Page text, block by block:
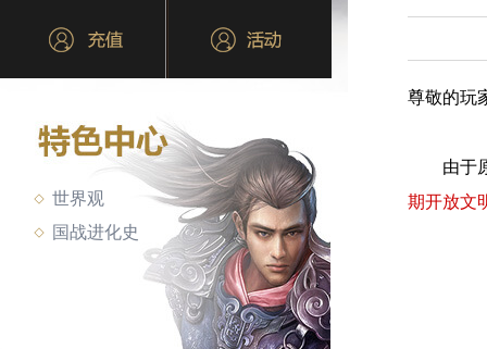
世界观
国战进化史
尊敬的玩
由于原
期开放文